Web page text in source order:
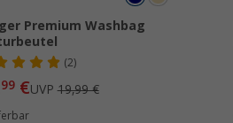
Premium Washbag
(2)
99€UVP19,99 €